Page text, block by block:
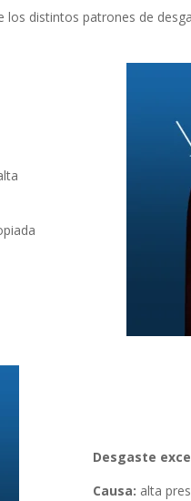
los distintos patrones de
Desgaste
Causa: alta